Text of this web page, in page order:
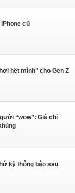
cũ
hết mình" cho Gen Z
“wow”: Giá chỉ
kỹ thông báo sau